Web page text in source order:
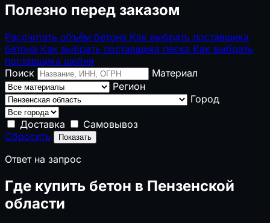
Полезно перед заказом
Рассчитать объём бетона Как выбрать поставщика
бетона Как выбрать поставщика песка Как выбрать
поставщика щебня
Поиск
Материал
Регион
Город
Доставка
Самовывоз
Сбросить
Показать
Ответ на запрос
Где купить бетон в Пензенской
области